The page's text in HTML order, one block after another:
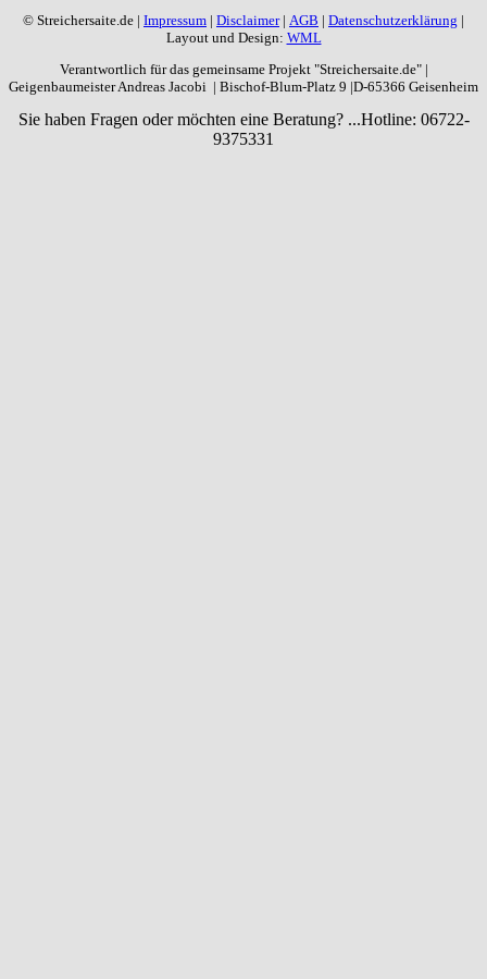
© Streichersaite.de | Impressum | Disclaimer| AGB | Datenschutzerklärung |
Layout und Design: WML
Verantwortlich für das gemeinsame Projekt "Streichersaite.de" |
Geigenbaumeister Andreas Jacobi | Bischof-Blum-Platz 9 |D-65366 Geisenheim
Sie haben Fragen oder möchten eine Beratung? ...Hotline: 06722-
9375331